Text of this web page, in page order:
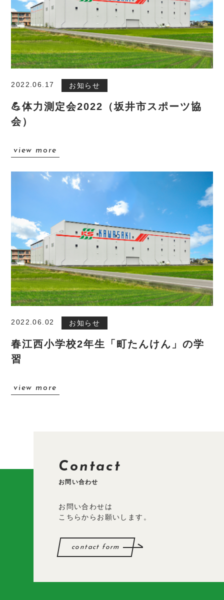
設備紹介
会社概要
約款
採用情報
新着情報
2022.06.17 お知らせ
💪体力測定会2022（坂井市スポーツ協
会）
view more
2022.06.02 お知らせ
春江西小学校2年生「町たんけん」の学
習
view more
Contact
お問い合わせ
お問い合わせは
こちらからお願いします。
contact form